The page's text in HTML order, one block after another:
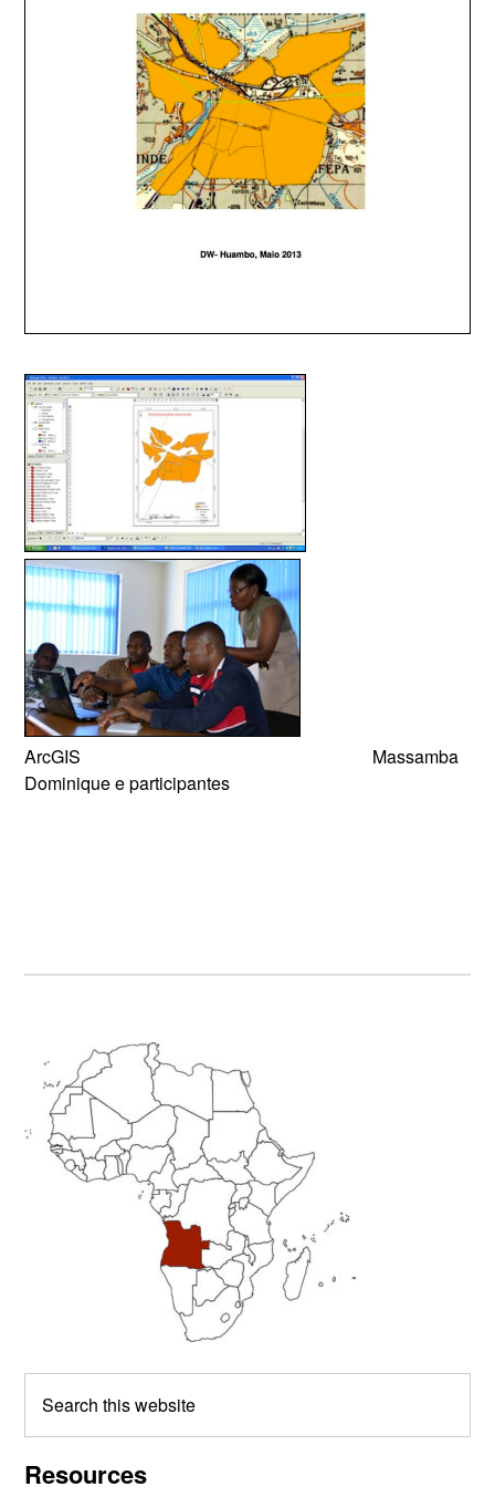
ArcGIS Massamba
Dominique e participantes
Primary
Sidebar
this
Resources